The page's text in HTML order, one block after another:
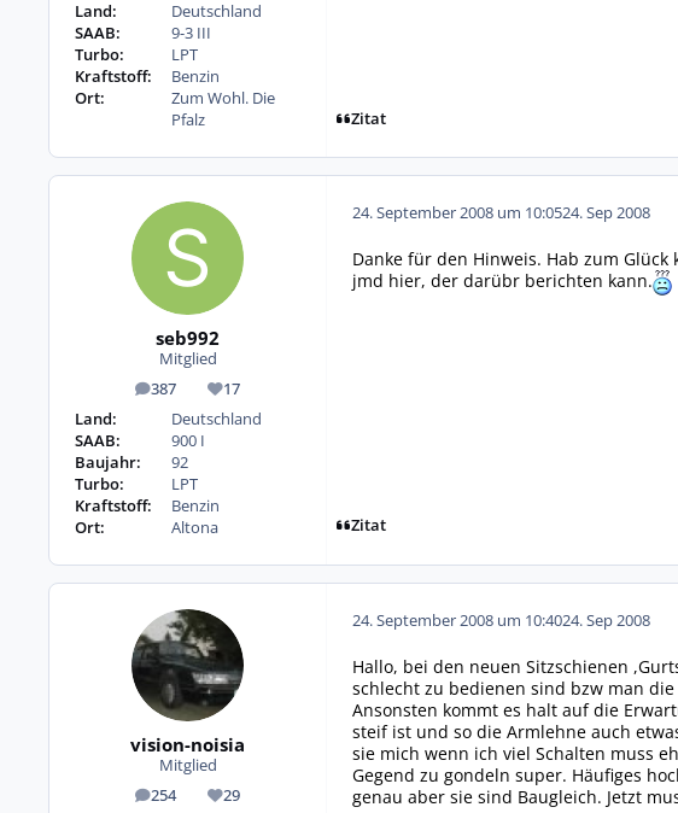
Land:
Deutschland
SAAB:
9-3 III
Turbo:
LPT
Kraftstoff:
Benzin
Ort:
Zum Wohl. Die
Pfalz
Zitat
seb992
Mitglied
387
Beiträge 17
Reputation
Land:
Deutschland
SAAB:
900 I
Baujahr:
92
Turbo:
LPT
Kraftstoff:
Benzin
Ort:
Altona
24. September 2008 um 10:0524. Sep 2008
Danke für den Hinweis. Hab zum
jmd hier, der darübr berichten kann.
Zitat
vision-noisia
Mitglied
254
Beiträge 29
Reputation
24. September 2008 um 10:4024. Sep 2008
Hallo, bei den neuen Sitzschienen
schlecht zu bedienen sind bzw man
Ansonsten kommt es halt auf die
steif ist und so die Armlehne auch
sie mich wenn ich viel Schalten muss
Gegend zu gondeln super. Häufiges
genau aber sie sind Baugleich. Jetzt